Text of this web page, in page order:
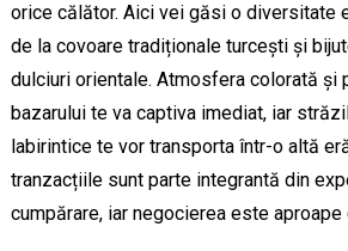
orice călător. Aici vei găsi o diversitate
de la covoare tradiționale turcești și
dulciuri orientale. Atmosfera colorată și
bazarului te va captiva imediat, iar
labirintice te vor transporta într-o altă
tranzacțiile sunt parte integrantă din
cumpărare, iar negocierea este aproape